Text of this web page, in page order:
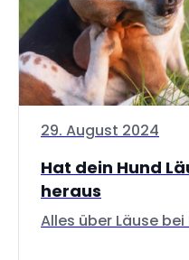
29. August 2024
Hat dein Hund
heraus
Alles über Läuse bei